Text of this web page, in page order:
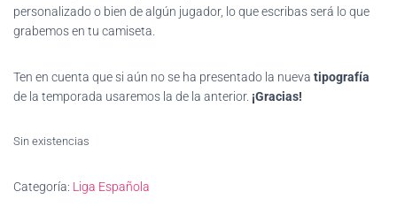
personalizado o bien de algún jugador, lo que escribas será lo que
grabemos en tu camiseta.
Ten en cuenta que si aún no se ha presentado la nueva tipografía
de la temporada usaremos la de la anterior. ¡Gracias!
Sin existencias
Categoría: Liga Española